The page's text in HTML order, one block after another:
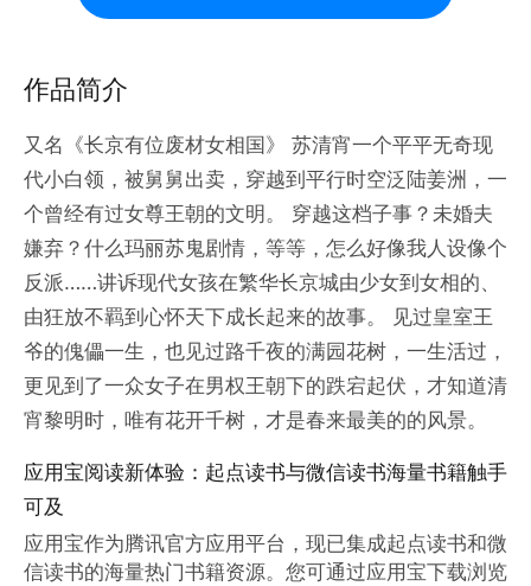
作品简介
又名《长京有位废材女相国》 苏清宵一个平平无奇现
代小白领，被舅舅出卖，穿越到平行时空泛陆姜洲，一
个曾经有过女尊王朝的文明。 穿越这档子事？未婚夫
嫌弃？什么玛丽苏鬼剧情，等等，怎么好像我人设像个
反派……讲诉现代女孩在繁华长京城由少女到女相的、
由狂放不羁到心怀天下成长起来的故事。 见过皇室王
爷的傀儡一生，也见过路千夜的满园花树，一生活过，
更见到了一众女子在男权王朝下的跌宕起伏，才知道清
宵黎明时，唯有花开千树，才是春来最美的的风景。
应用宝阅读新体验：起点读书与微信读书海量书籍触手
可及
应用宝作为腾讯官方应用平台，现已集成起点读书和微
信读书的海量热门书籍资源。您可通过应用宝下载浏览